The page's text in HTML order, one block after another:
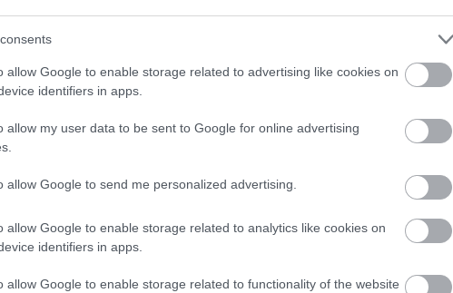
allow Google to enable storage related to advertising like cookies on
identifiers in apps.
allow my user data to be sent to Google for online advertising
allow Google to send me personalized advertising.
allow Google to enable storage related to analytics like cookies on
identifiers in apps.
allow Google to enable storage related to functionality of the website
van, csupán némi felújítást igényel.